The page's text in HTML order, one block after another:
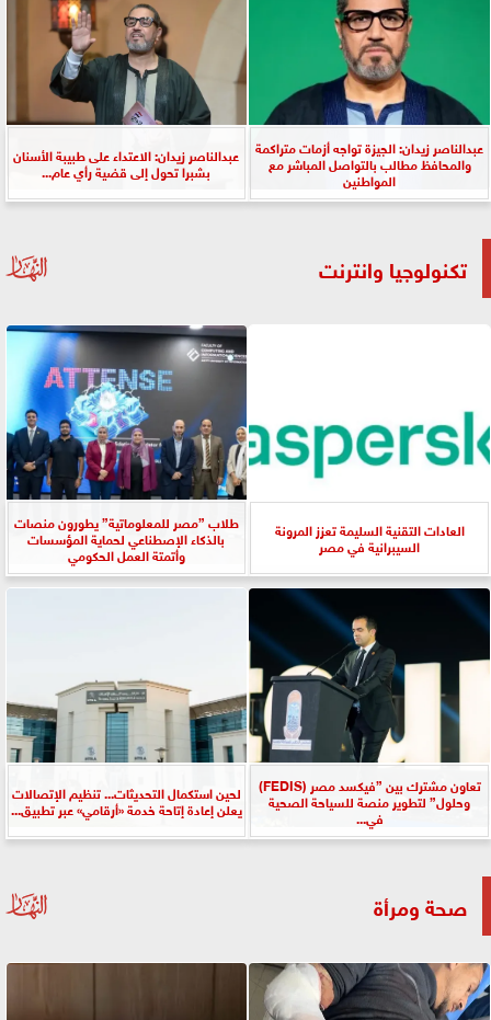
عبدالناصر زيدان: الجيزة تواجه أزمات متراكمة
والمحافظ مطالب بالتواصل المباشر مع
المواطنين
عبدالناصر زيدان: الاعتداء على طبيبة الأسنان
بشبرا تحول إلى قضية رأي عام...
تكنولوجيا وانترنت
العادات التقنية السليمة تعزز المرونة
السيبرانية في مصر
طلاب ”مصر للمعلوماتية” يطورون منصات
بالذكاء الإصطناعي لحماية المؤسسات
وأتمتة العمل الحكومي
تعاون مشترك بين ”فيكسد مصر (FEDIS)
وحلول” لتطوير منصة للسياحة الصحية
في...
لحين استكمال التحديثات... تنظيم الإتصالات
يعلن إعادة إتاحة خدمة «أرقامي» عبر تطبيق...
صحة ومرأة